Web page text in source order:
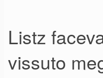
Listz
vissuto